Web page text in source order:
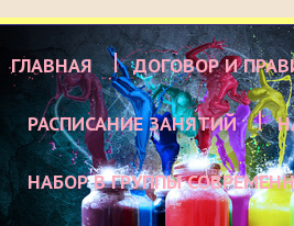
ГЛАВНАЯ ДОГОВОР И
РАСПИСАНИЕ ЗАНЯТИЙ
НАБОР В ГРУППЫ